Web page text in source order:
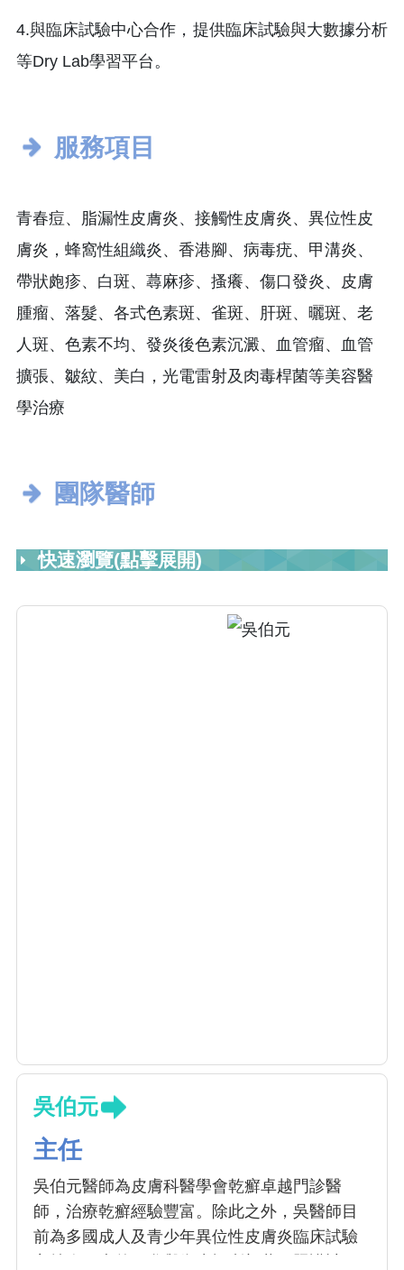
4.與臨床試驗中心合作，提供臨床試驗與大數據分析
等Dry Lab學習平台。
服務項目
青春痘、脂漏性皮膚炎、接觸性皮膚炎、異位性皮
膚炎，蜂窩性組織炎、香港腳、病毒疣、甲溝炎、
帶狀皰疹、白斑、蕁麻疹、搔癢、傷口發炎、皮膚
腫瘤、落髮、各式色素斑、雀斑、肝斑、曬斑、老
人斑、色素不均、發炎後色素沉澱、血管瘤、血管
擴張、皺紋、美白，光電雷射及肉毒桿菌等美容醫
學治療
團隊醫師
快速瀏覽(點擊展開)
吳伯元
主任
吳伯元醫師為皮膚科醫學會乾癬卓越門診醫
師，治療乾癬經驗豐富。除此之外，吳醫師目
前為多國成人及青少年異位性皮膚炎臨床試驗